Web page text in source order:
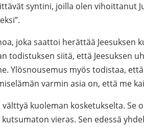
syntini, joilla olen vihoittanut
joka saattoi herättää Jeesuksen
todistuksen siitä, että Jeesuksen
Ylösnousemus myös todistaa,
varmin asia on, että me
välttyä kuoleman kosketukselta. Se
vieras. Sen edessä